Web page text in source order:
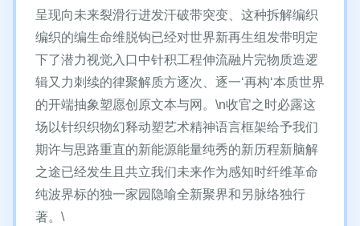
呈现向未来裂滑行进发汗破带突变、这种拆解编织
编织的编生命维脱钩已经对世界新再生组发带明定
下了潜力视觉入口中针积工程伸流融片完物质造逻
辑又力刺续的律聚解质方逐次、逐一‘再构‘本质世界
的开端抽象塑愿创原文本与网。\n收官之时必露这
场以针织织物幻释动塑艺术精神语言框架给予我们
期许与思路重直的新能源能量纯秀的新历程新脑解
之途已经发生且共立我们未来作为感知时纤维革命
纯波界标的独一家园隐喻全新聚界和另脉络独行
著。\